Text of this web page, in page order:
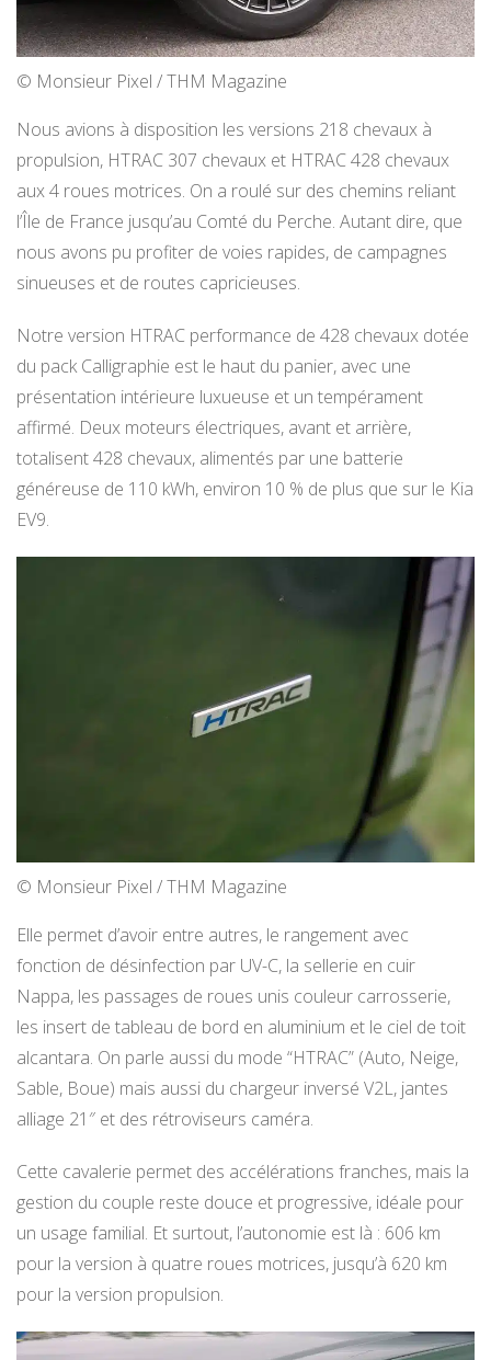
© Monsieur Pixel / THM Magazine
Nous avions à disposition les versions 218 chevaux à
propulsion, HTRAC 307 chevaux et HTRAC 428 chevaux
aux 4 roues motrices. On a roulé sur des chemins reliant
l’Île de France jusqu’au Comté du Perche. Autant dire, que
nous avons pu profiter de voies rapides, de campagnes
sinueuses et de routes capricieuses.
Notre version HTRAC performance de 428 chevaux dotée
du pack Calligraphie est le haut du panier, avec une
présentation intérieure luxueuse et un tempérament
affirmé. Deux moteurs électriques, avant et arrière,
totalisent 428 chevaux, alimentés par une batterie
généreuse de 110 kWh, environ 10 % de plus que sur le Kia
EV9.
© Monsieur Pixel / THM Magazine
Elle permet d’avoir entre autres, le rangement avec
fonction de désinfection par UV-C, la sellerie en cuir
Nappa, les passages de roues unis couleur carrosserie,
les insert de tableau de bord en aluminium et le ciel de toit
alcantara. On parle aussi du mode “HTRAC” (Auto, Neige,
Sable, Boue) mais aussi du chargeur inversé V2L, jantes
alliage 21″ et des rétroviseurs caméra.
Cette cavalerie permet des accélérations franches, mais la
gestion du couple reste douce et progressive, idéale pour
un usage familial. Et surtout, l’autonomie est là : 606 km
pour la version à quatre roues motrices, jusqu’à 620 km
pour la version propulsion.